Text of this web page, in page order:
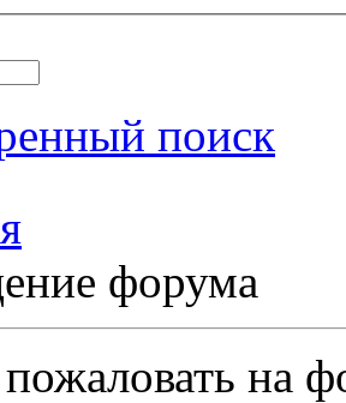
поиск
форума
на